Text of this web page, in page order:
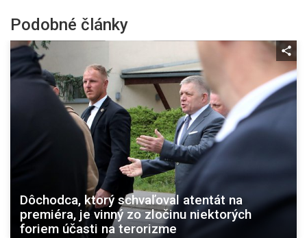
Podobné články
Dôchodca, ktorý schvaľoval atentát na
premiéra, je vinný zo zločinu niektorých
foriem účasti na terorizme